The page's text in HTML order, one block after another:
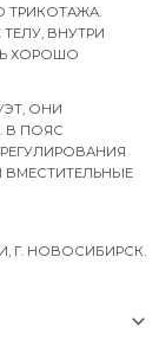
ВНУТРИ
ХОРОШО
ОНИ
В ПОЯС
Г. НОВОСИБИРСК.